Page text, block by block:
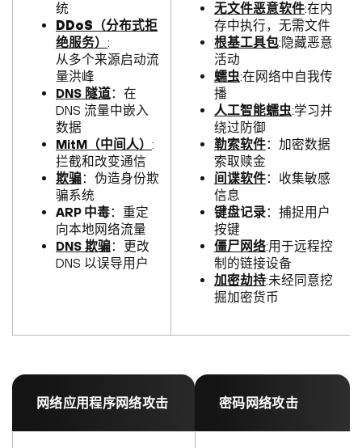
统
DDoS（分布式拒
绝服务） :
从多个来源启动流
量洪峰
DNS 隧道：在
DNS 流量中嵌入
数据
MitM（中间人） :
拦截和改变通信
欺骗：伪造身份欺
骗系统
ARP 中毒：重定
向本地网络流量
DNS 欺骗：更改
DNS 以误导用户
无文件恶意软件:在内
存中执行，无需文件
根基工具包:隐藏恶意
活动
蠕虫:在网络中自我传
播
人工智能蠕虫:学习并
绕过防御
勒索软件：加密数据
索取赎金
间谍软件：收集敏感
信息
键盘记录：捕捉用户
按键
僵尸网络:用于远程控
制的链接设备
加密劫持:未经同意挖
掘加密货币
网络应用程序网络攻击 密码网络攻击